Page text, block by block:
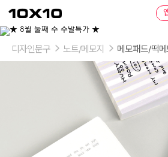
텐
바
텐
이
상
디자인문구 노트/메모지 메모패드/떡메